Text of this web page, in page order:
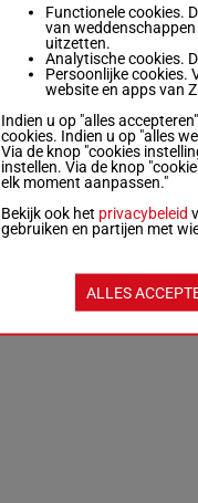
Functionele cookies.
van weddenschappen
uitzetten.
Analytische cookies.
Persoonlijke cookies.
website en apps van
Indien u op "alles
cookies. Indien u op "alles
Via de knop "cookies
instellen. Via de knop
elk moment aanpassen."
Bekijk ook het privacybeleid
gebruiken en partijen met
ALLES